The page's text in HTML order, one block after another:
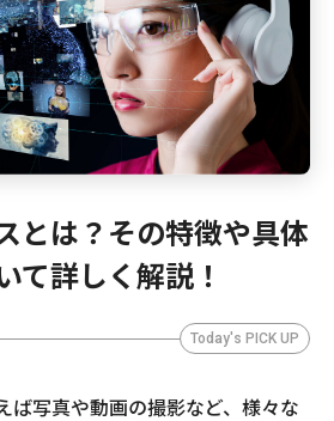
とは？その特徴や具体
て詳しく解説！
Today's PICK UP
ば写真や動画の撮影など、様々な